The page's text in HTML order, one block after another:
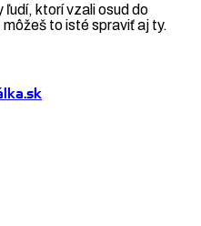
ľudí, ktorí vzali osud do
to isté spraviť aj ty.